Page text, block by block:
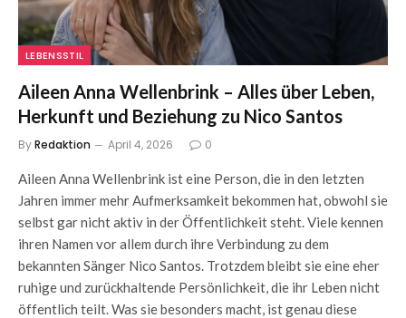
LEBENSSTIL
Aileen Anna Wellenbrink – Alles über Leben,
Herkunft und Beziehung zu Nico Santos
ByRedaktion April 4, 2026 0
Aileen Anna Wellenbrink ist eine Person, die in den letzten
Jahren immer mehr Aufmerksamkeit bekommen hat, obwohl sie
selbst gar nicht aktiv in der Öffentlichkeit steht. Viele kennen
ihren Namen vor allem durch ihre Verbindung zu dem
bekannten Sänger Nico Santos. Trotzdem bleibt sie eine eher
ruhige und zurückhaltende Persönlichkeit, die ihr Leben nicht
öffentlich teilt. Was sie besonders macht, ist genau diese